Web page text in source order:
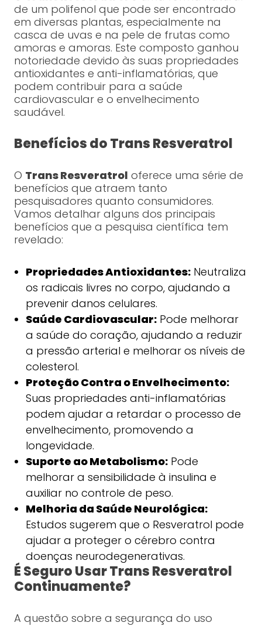
de um polifenol que pode ser encontrado
em diversas plantas, especialmente na
casca de uvas e na pele de frutas como
amoras e amoras. Este composto ganhou
notoriedade devido às suas propriedades
antioxidantes e anti-inflamatórias, que
podem contribuir para a saúde
cardiovascular e o envelhecimento
saudável.
Benefícios do Trans Resveratrol
O Trans Resveratrol oferece uma série de
benefícios que atraem tanto
pesquisadores quanto consumidores.
Vamos detalhar alguns dos principais
benefícios que a pesquisa científica tem
revelado:
Propriedades Antioxidantes:Neutraliza
os radicais livres no corpo, ajudando a
prevenir danos celulares.
Saúde Cardiovascular:Pode melhorar
a saúde do coração, ajudando a reduzir
a pressão arterial e melhorar os níveis de
colesterol.
Proteção Contra o Envelhecimento:
Suas propriedades anti-inflamatórias
podem ajudar a retardar o processo de
envelhecimento, promovendo a
longevidade.
Suporte ao Metabolismo:Pode
melhorar a sensibilidade à insulina e
auxiliar no controle de peso.
Melhoria da Saúde Neurológica:
Estudos sugerem que o Resveratrol pode
ajudar a proteger o cérebro contra
doenças neurodegenerativas.
É Seguro Usar Trans Resveratrol
Continuamente?
A questão sobre a segurança do uso